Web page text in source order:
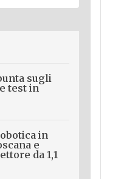
sugli
test in
in
e
da 1,1